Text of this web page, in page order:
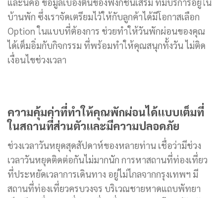
บ้านพัก ซึ่งเราจัดเตรียมไว้ให้กับลูกค้าได้มีโอกาสเลือก
Option ในแบบที่ต้องการ ช่วยทำให้วันพักผ่อนของคุณ
ได้เต็มอิ่มกับกิจกรรม ที่พร้อมทำให้คุณสนุกทั้งวัน ไม่ติด
เงื่อนไขช่วงเวลา
ความคุ้มค่าที่ทำให้คุณพักผ่อนได้แบบเต็มที่
ในสถานที่ส่วนตัวและมีความปลอดภัย
ช่วงเวลาวันหยุดสุดสัปดาห์ของหลายท่าน เชื่อว่ามีช่วง
เวลาวันหยุดติดต่อกันไม่มากนัก การหาสถานที่ท่องเที่ยว
ที่ประหยัดเวลาการเดินทาง อยู่ไม่ไกลจากกรุงเทพฯ มี
สถานที่ท่องเที่ยวครบวงจร บริเวณชายหาดแถบพัทยา